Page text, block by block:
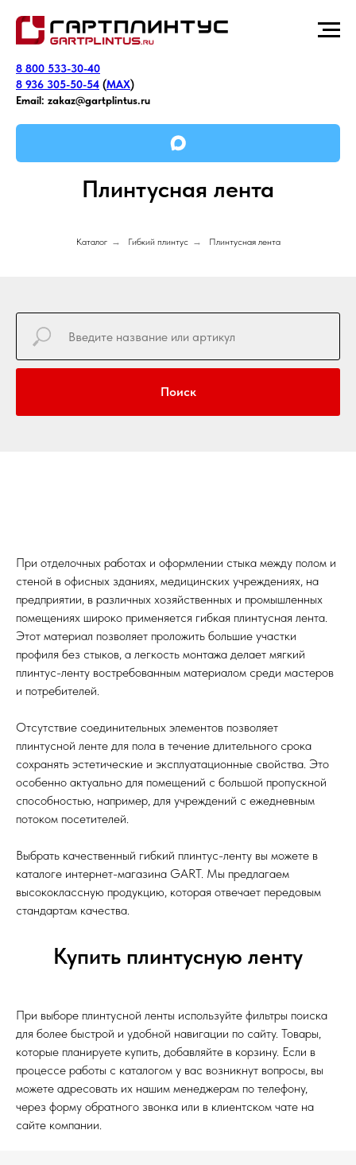
8 800 533-30-40
8 936 305-50-54 (MAX)
Email: zakaz@gartplintus.ru
Плинтусная лента
Каталог → Гибкий плинтус → Плинтусная лента
Поиск
При отделочных работах и оформлении стыка между полом и
стеной в офисных зданиях, медицинских учреждениях, на
предприятии, в различных хозяйственных и промышленных
помещениях широко применяется гибкая плинтусная лента.
Этот материал позволяет проложить большие участки
профиля без стыков, а легкость монтажа делает мягкий
плинтус-ленту востребованным материалом среди мастеров
и потребителей.
Отсутствие соединительных элементов позволяет
плинтусной ленте для пола в течение длительного срока
сохранять эстетические и эксплуатационные свойства. Это
особенно актуально для помещений с большой пропускной
способностью, например, для учреждений с ежедневным
потоком посетителей.
Выбрать качественный гибкий плинтус-ленту вы можете в
каталоге интернет-магазина GART. Мы предлагаем
высококлассную продукцию, которая отвечает передовым
стандартам качества.
Купить плинтусную ленту
При выборе плинтусной ленты используйте фильтры поиска
для более быстрой и удобной навигации по сайту. Товары,
которые планируете купить, добавляйте в корзину. Если в
процессе работы с каталогом у вас возникнут вопросы, вы
можете адресовать их нашим менеджерам по телефону,
через форму обратного звонка или в клиентском чате на
сайте компании.